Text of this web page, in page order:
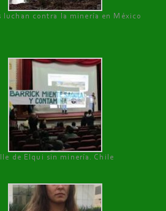
luchan contra la minería en México
de Elqui sin minería. Chile